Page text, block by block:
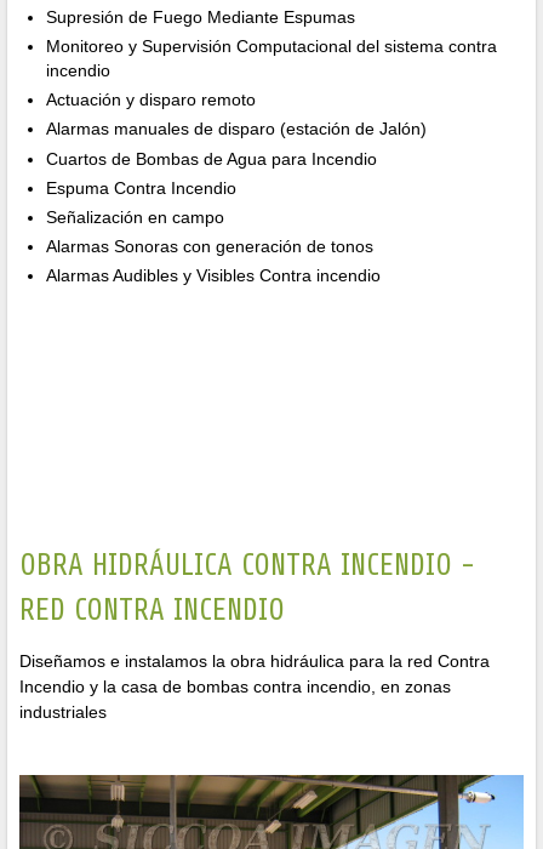
Supresión de Fuego Mediante Espumas
Monitoreo y Supervisión Computacional del sistema contra
incendio
Actuación y disparo remoto
Alarmas manuales de disparo (estación de Jalón)
Cuartos de Bombas de Agua para Incendio
Espuma Contra Incendio
Señalización en campo
Alarmas Sonoras con generación de tonos
Alarmas Audibles y Visibles Contra incendio
OBRA HIDRÁULICA CONTRA INCENDIO -
RED CONTRA INCENDIO
Diseñamos e instalamos la obra hidráulica para la red Contra
Incendio y la casa de bombas contra incendio, en zonas
industriales